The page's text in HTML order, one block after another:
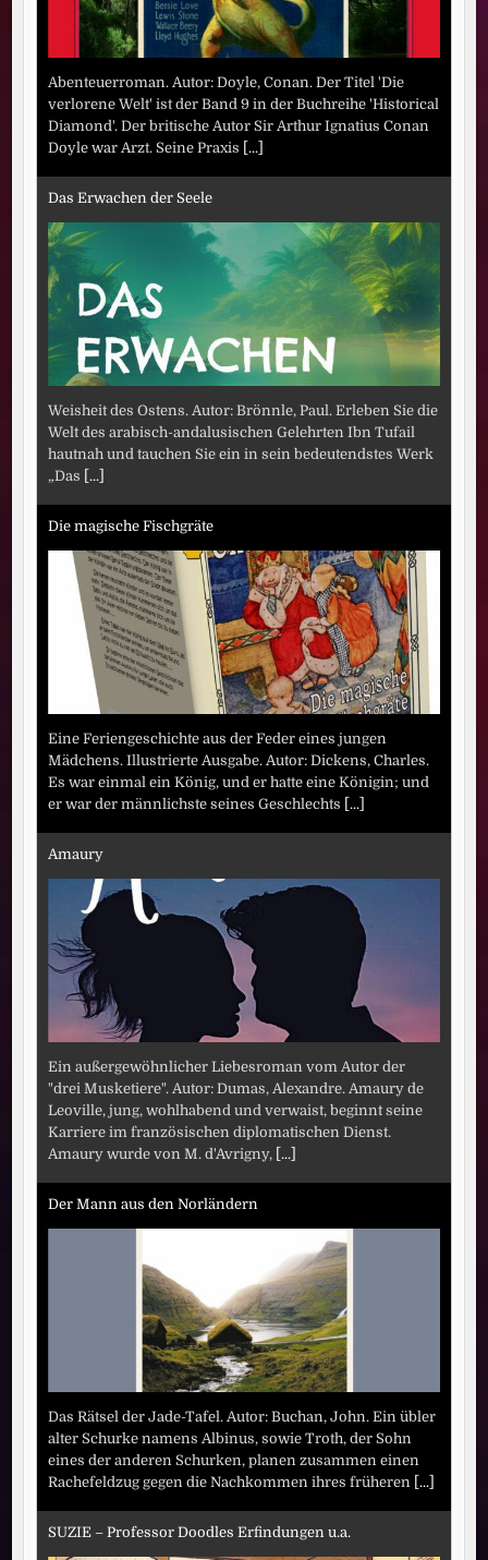
Abenteuerroman. Autor: Doyle, Conan. Der Titel 'Die
verlorene Welt' ist der Band 9 in der Buchreihe 'Historical
Diamond'. Der britische Autor Sir Arthur Ignatius Conan
Doyle war Arzt. Seine Praxis [...]
Das Erwachen der Seele
Weisheit des Ostens. Autor: Brönnle, Paul. Erleben Sie die
Welt des arabisch-andalusischen Gelehrten Ibn Tufail
hautnah und tauchen Sie ein in sein bedeutendstes Werk
„Das [...]
Die magische Fischgräte
Eine Feriengeschichte aus der Feder eines jungen
Mädchens. Illustrierte Ausgabe. Autor: Dickens, Charles.
Es war einmal ein König, und er hatte eine Königin; und
er war der männlichste seines Geschlechts [...]
Amaury
Ein außergewöhnlicher Liebesroman vom Autor der
"drei Musketiere". Autor: Dumas, Alexandre. Amaury de
Leoville, jung, wohlhabend und verwaist, beginnt seine
Karriere im französischen diplomatischen Dienst.
Amaury wurde von M. d'Avrigny, [...]
Der Mann aus den Norländern
Das Rätsel der Jade-Tafel. Autor: Buchan, John. Ein übler
alter Schurke namens Albinus, sowie Troth, der Sohn
eines der anderen Schurken, planen zusammen einen
Rachefeldzug gegen die Nachkommen ihres früheren [...]
SUZIE – Professor Doodles Erfindungen u.a.